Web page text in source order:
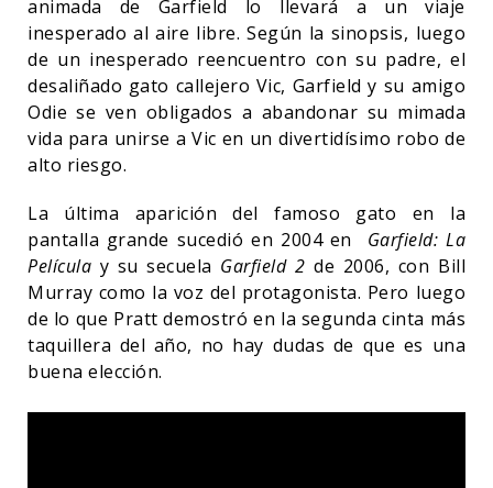
animada de Garfield lo llevará a un viaje
inesperado al aire libre. Según la sinopsis, luego
de un inesperado reencuentro con su padre, el
desaliñado gato callejero Vic, Garfield y su amigo
Odie se ven obligados a abandonar su mimada
vida para unirse a Vic en un divertidísimo robo de
alto riesgo.
La última aparición del famoso gato en la
pantalla grande sucedió en 2004 en Garfield: La
Película y su secuela Garfield 2de 2006, con Bill
Murray como la voz del protagonista. Pero luego
de lo que Pratt demostró en la segunda cinta más
taquillera del año, no hay dudas de que es una
buena elección.